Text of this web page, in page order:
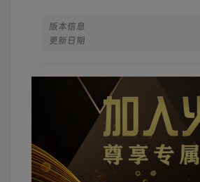
版本信息
更新日期